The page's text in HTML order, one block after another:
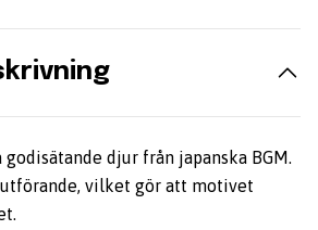
djur från japanska BGM.
vilket gör att motivet